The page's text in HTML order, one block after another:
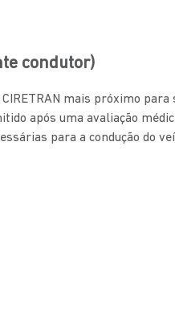
condutor)
mais próximo
após uma avaliação
para a condução do